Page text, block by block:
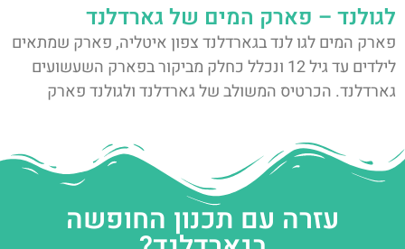
לגולנד – פארק המים של גארדלנד
פארק המים לגו לנד בגארדלנד צפון איטליה, פארק שמתאים
לילדים עד גיל 12 ונכלל כחלק מביקור בפארק השעשועים
גארדלנד. הכרטיס המשולב של גארדלנד ולגולנד פארק
עזרה עם תכנון החופשה